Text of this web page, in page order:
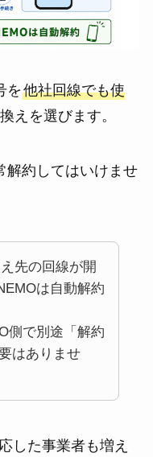
を他社回線でも使
えを選びます。
解約してはいけませ
先の回線が開
は自動解約
側で別途「解約
はありませ
した事業者も増え